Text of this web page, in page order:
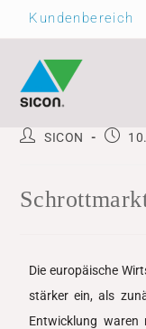
Kundenbereich
SICON
Die europäische
stärker ein, als
Entwicklung waren